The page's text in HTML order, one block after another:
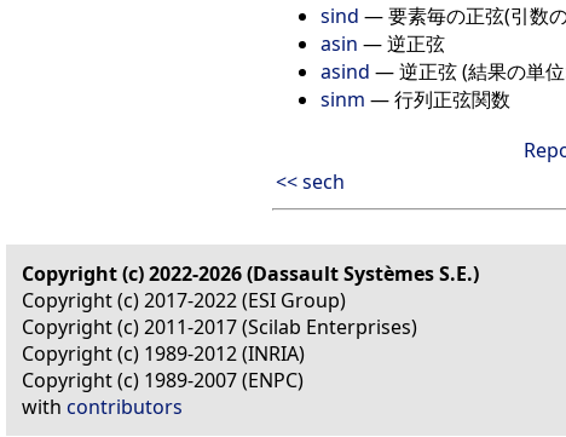
sind — 要素毎の正弦(引数
asin — 逆正弦
asind — 逆正弦 (結果の単
sinm — 行列正弦関数
<< sech
Copyright (c) 2022-2026 (Dassault Systèmes S.E.)
Copyright (c) 2017-2022 (ESI Group)
Copyright (c) 2011-2017 (Scilab Enterprises)
Copyright (c) 1989-2012 (INRIA)
Copyright (c) 1989-2007 (ENPC)
with contributors